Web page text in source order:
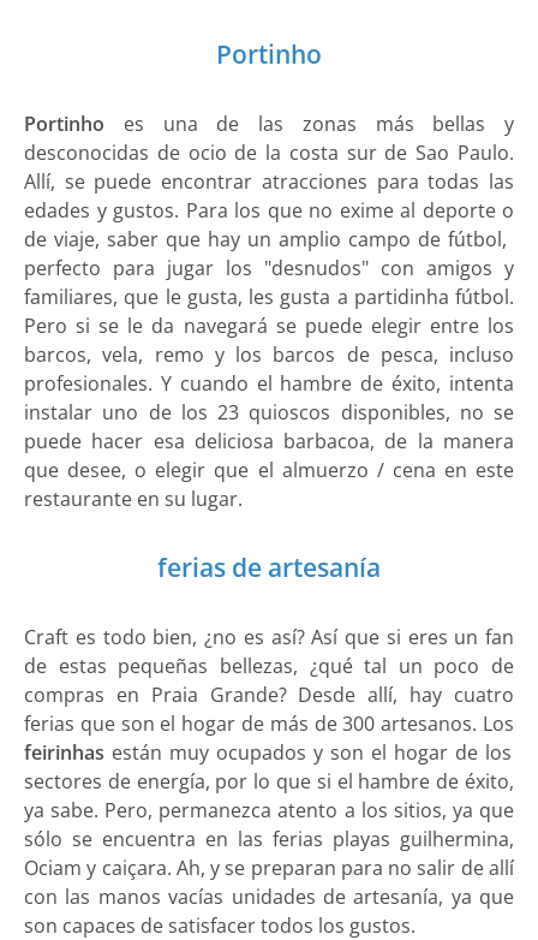
Portinho
Portinho es una de las zonas más bellas y
desconocidas de ocio de la costa sur de Sao Paulo.
Allí, se puede encontrar atracciones para todas las
edades y gustos. Para los que no exime al deporte o
de viaje, saber que hay un amplio campo de fútbol, ​​
perfecto para jugar los "desnudos" con amigos y
familiares, que le gusta, les gusta a partidinha fútbol.
Pero si se le da navegará se puede elegir entre los
barcos, vela, remo y los barcos de pesca, incluso
profesionales. Y cuando el hambre de éxito, intenta
instalar uno de los 23 quioscos disponibles, no se
puede hacer esa deliciosa barbacoa, de la manera
que desee, o elegir que el almuerzo / cena en este
restaurante en su lugar.
ferias de artesanía
Craft es todo bien, ¿no es así? Así que si eres un fan
de estas pequeñas bellezas, ¿qué tal un poco de
compras en Praia Grande? Desde allí, hay cuatro
ferias que son el hogar de más de 300 artesanos. Los
feirinhas están muy ocupados y son el hogar de los
sectores de energía, por lo que si el hambre de éxito,
ya sabe. Pero, permanezca atento a los sitios, ya que
sólo se encuentra en las ferias playas guilhermina,
Ociam y caiçara. Ah, y se preparan para no salir de allí
con las manos vacías unidades de artesanía, ya que
son capaces de satisfacer todos los gustos.